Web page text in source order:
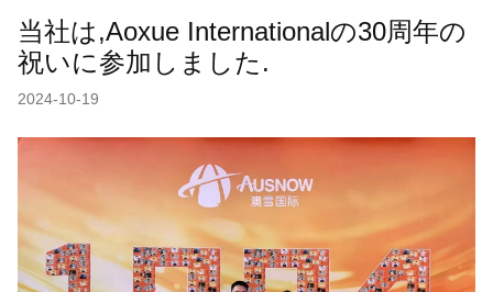
当社は,Aoxue Internationalの30周年の
祝いに参加しました.
2024-10-19